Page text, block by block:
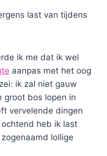
last van tijdens
ik me dat ik wel
aanpas met het oog
ik zal niet gauw
groot bos lopen in
vervelende dingen
heb ik last
lollige